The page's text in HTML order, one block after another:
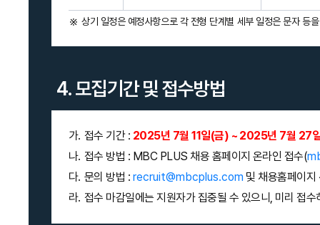
상기 일정은 예정사항으로 각 전형 단계별 세부 일정은 문자 등
4. 모집기간 및 접수방법
접수 기간 : 2025년 7월 11일(금) ~ 2025년 7월 27
접수 방법 : MBC PLUS 채용 홈페이지 온라인 접수(
문의 방법 : recruit@mbcplus.com 및 채용홈페이
접수 마감일에는 지원자가 집중될 수 있으니, 미리 접수